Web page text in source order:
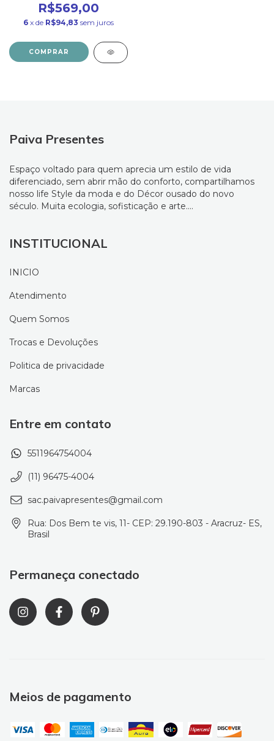
R$569,00
6 x de R$94,83 sem juros
COMPRAR
Paiva Presentes
Espaço voltado para quem aprecia um estilo de vida
diferenciado, sem abrir mão do conforto, compartilhamos
nosso life Style da moda e do Décor ousado do novo
século. Muita ecologia, sofisticação e arte....
INSTITUCIONAL
INICIO
Atendimento
Quem Somos
Trocas e Devoluções
Politica de privacidade
Marcas
Entre em contato
5511964754004
(11) 96475-4004
sac.paivapresentes@gmail.com
Rua: Dos Bem te vis, 11- CEP: 29.190-803 - Aracruz- ES,
Brasil
Permaneça conectado
Meios de pagamento